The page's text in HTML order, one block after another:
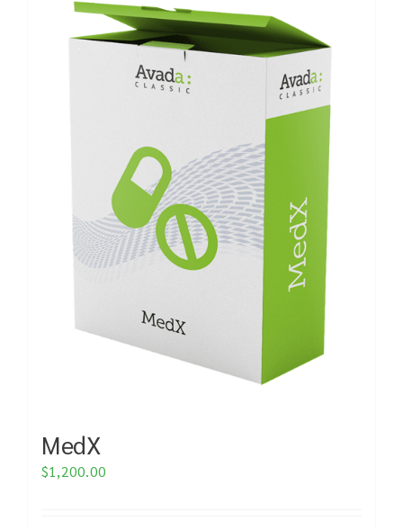
MedX
$1,200.00